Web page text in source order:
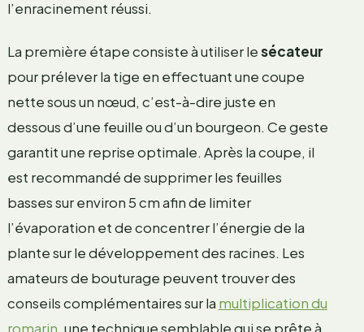
l’enracinement réussi.
La première étape consiste à utiliser lesécateur
pour prélever la tige en effectuant une coupe
nette sous un nœud, c’est-à-dire juste en
dessous d’une feuille ou d’un bourgeon. Ce geste
garantit une reprise optimale. Après la coupe, il
est recommandé de supprimer les feuilles
basses sur environ 5 cm afin de limiter
l’évaporation et de concentrer l’énergie de la
plante sur le développement des racines. Les
amateurs de bouturage peuvent trouver des
conseils complémentaires sur la multiplication du
romarin , une technique semblable qui se prête à